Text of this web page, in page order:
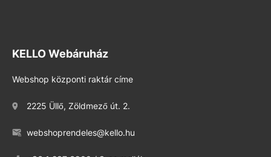
KELLO Webáruház
Webshop központi raktár címe
2225 Üllő, Zöldmező út. 2.
webshoprendeles@kello.hu